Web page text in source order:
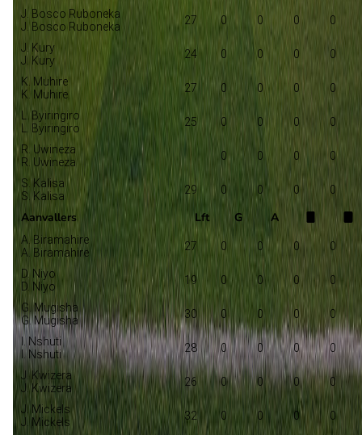
J. Bosco Ruboneka
J. Bosco Ruboneka
27 0 0 0 0
J. Kury
J. Kury
24 0 0 0 0
K. Muhire
K. Muhire
27 0 0 0 0
L. Byiringiro
L. Byiringiro
25 0 0 0 0
R. Uwineza
R. Uwineza
0 0 0 0
S. Kalisa
S. Kalisa
29 0 0 0 0
Aanvallers Lft G A
A. Biramahire
A. Biramahire
27 0 0 0 0
D. Niyo
D. Niyo
19 0 0 0 0
G. Mugisha
G. Mugisha
30 0 0 0 0
I. Nshuti
I. Nshuti
28 0 0 0 0
J. Kwizera
J. Kwizera
26 0 0 0 0
J. Mickels
J. Mickels
32 0 0 0 0